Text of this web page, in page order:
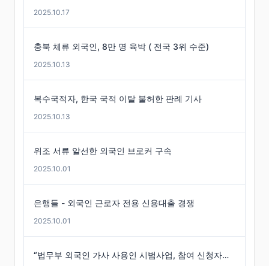
2025.10.17
충북 체류 외국인, 8만 명 육박 ( 전국 3위 수준)
2025.10.13
복수국적자, 한국 국적 이탈 불허한 판례 기사
2025.10.13
위조 서류 알선한 외국인 브로커 구속
2025.10.01
은행들 - 외국인 근로자 전용 신용대출 경쟁
2025.10.01
“법무부 외국인 가사 사용인 시범사업, 참여 신청자는 미미”